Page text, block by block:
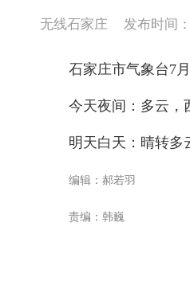
无线石家庄 发布时间
石家庄市气象台7
今天夜间：多云
明天白天：晴转
编辑：郝若羽
责编：韩巍